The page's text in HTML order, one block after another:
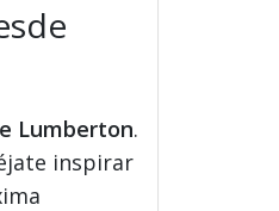
Lumberton.
inspirar